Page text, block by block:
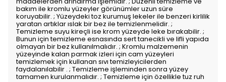
bakım ile kromlu yüzeyler görünümler uzun süre
koruyabilir. ; Yüzeydeki toz kurumuş lekeler ile benzeri kirlilik
yaratan artıklar ıslak bir bez ile temizlenmelidir. ;
Temizleme suyu kireçli ise krom yüzeyde leke bırakabilir. ;
Bunun için temizleme esnasında sert tanecikli ve lifli yapıda
olmayan bir bez kullanılmalıdır. ; Kromlu malzemenin
yüzeyinde kalan parmak izleri için cam yüzeyleri
temizlemek için kullanan sıvı temizleyicilerden
faydalanılabilir . ; Temizleme işleminden sonra yüzey
tamamen kurulanmalıdır. ; Temizleme için özellikle tuz ruh